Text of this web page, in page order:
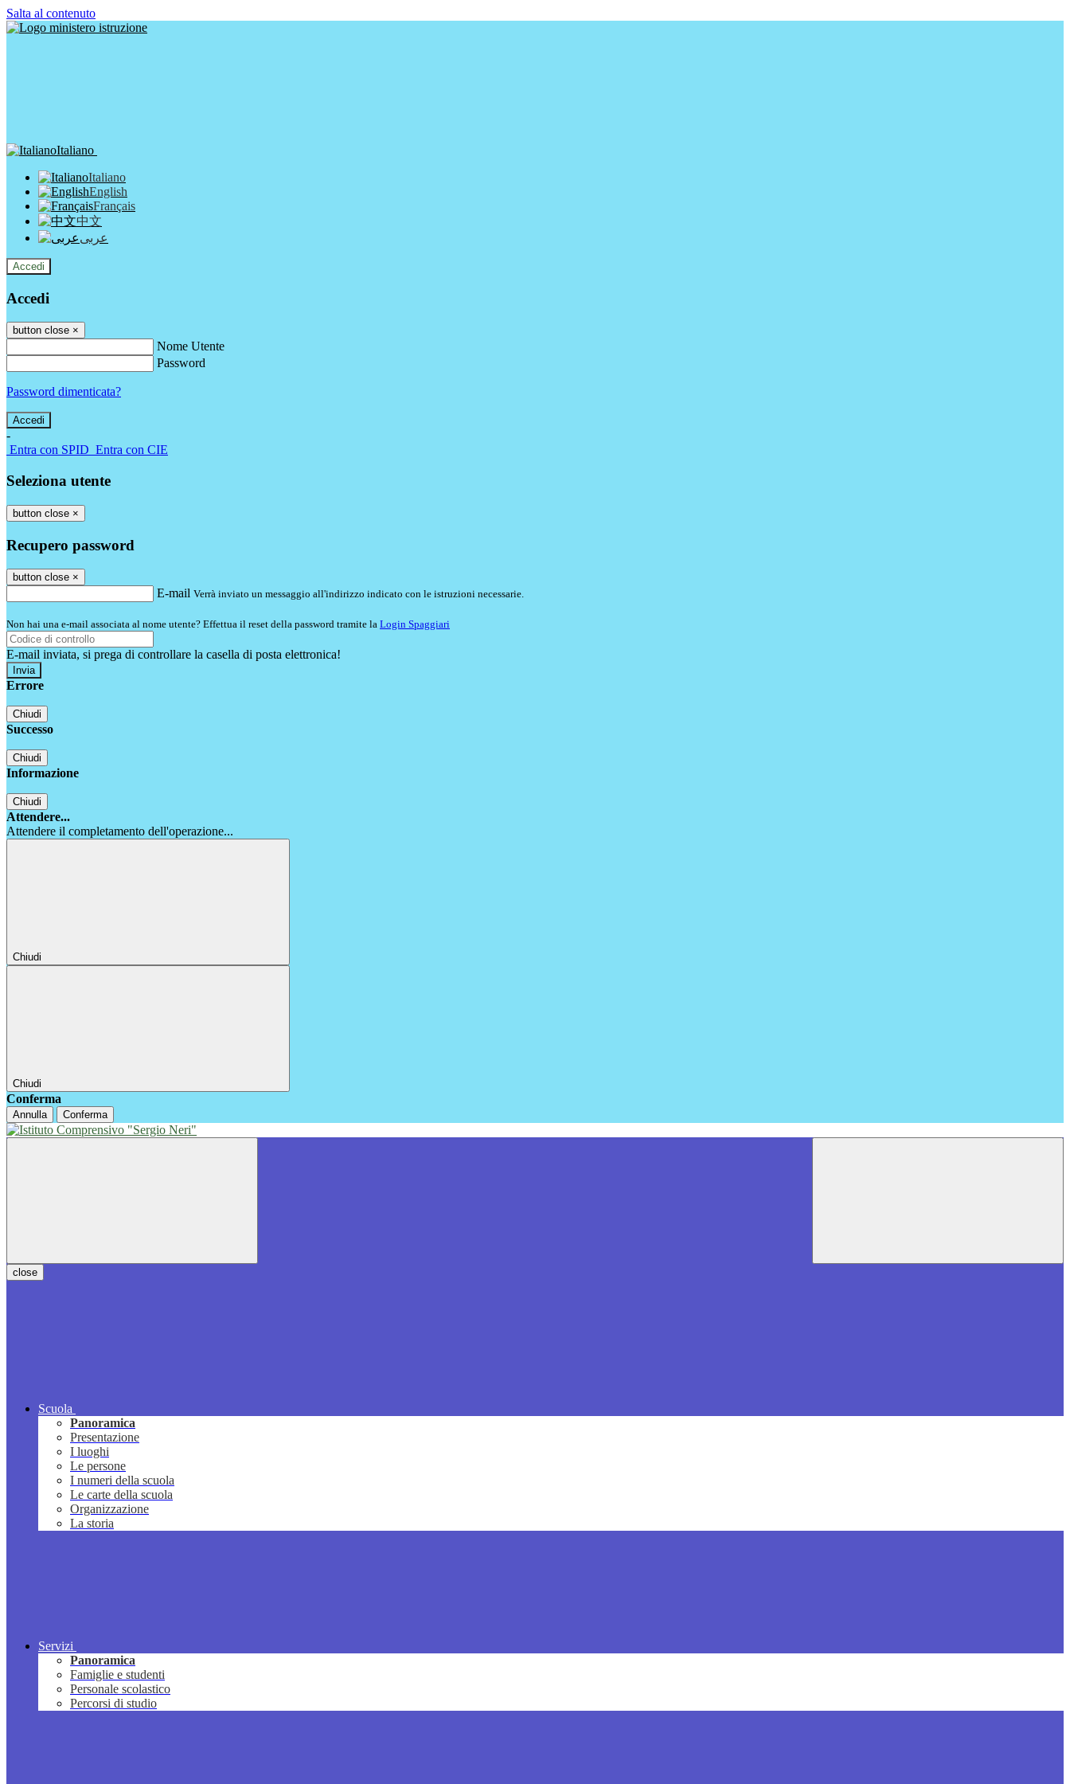
Salta al contenuto
Italiano
Italiano
English
Français
中文
عربى
Accedi
Accedi
button close ×
Nome Utente
Password
Password dimenticata?
-
Entra con SPID Entra con CIE
Seleziona utente
button close ×
Recupero password
button close ×
E-mail Verrà inviato un messaggio all'indirizzo indicato con le istruzioni necessarie.
Non hai una e-mail associata al nome utente? Effettua il reset della password tramite la Login Spaggiari
E-mail inviata, si prega di controllare la casella di posta elettronica!
Errore
Chiudi
Successo
Chiudi
Informazione
Chiudi
Attendere...
Attendere il completamento dell'operazione...
Chiudi
Chiudi
Conferma
Annulla Conferma
close
Scuola
Panoramica
Presentazione
I luoghi
Le persone
I numeri della scuola
Le carte della scuola
Organizzazione
La storia
Servizi
Panoramica
Famiglie e studenti
Personale scolastico
Percorsi di studio